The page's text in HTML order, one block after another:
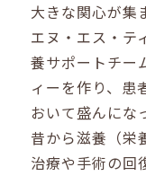
大きな関心が集
エヌ・エス・テ
養サポートチー
ィーを作り、患
おいて盛んにな
昔から滋養（栄
治療や手術の回